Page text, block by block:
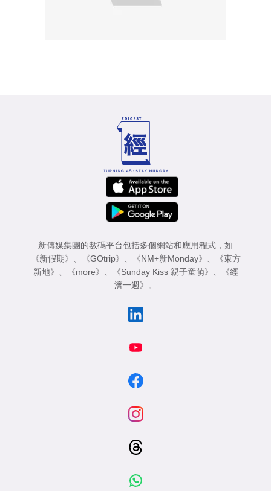
新傳媒集團的數碼平台包括多個網站和應用程式，如
《新假期》
《GOtrip》 《NM+新Monday》
《東方
新地》
《more》 《Sunday Kiss 親子童萌》
《經
濟一週》
。